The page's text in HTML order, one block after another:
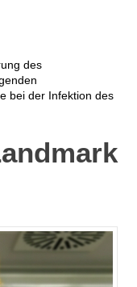
des
bei der Infektion des